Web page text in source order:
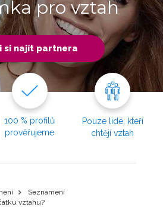
pro vztah
si najít partnera
100 % profilů
prověřujeme
Pouze lidé, kteří
chtějí vztah
Seznámení
vztahu?